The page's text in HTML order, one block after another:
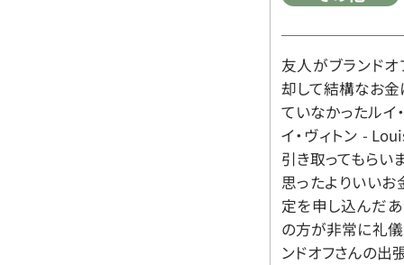
友人がブランド
却して結構なお金
ていなかったルイ
イ・ヴィトン -
引き取ってもらい
思ったよりいいお
定を申し込んだ
の方が非常に礼儀
ンドオフさんの出